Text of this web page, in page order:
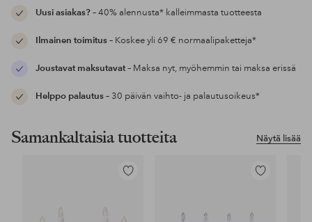
Uusi asiakas?– 40% alennusta* kalleimmasta tuotteesta
Ilmainen toimitus– Koskee yli 69 € normaalipaketteja*
Joustavat maksutavat– Maksa nyt, myöhemmin tai maksa erissä
Helppo palautus– 30 päivän vaihto- ja palautusoikeus*
Näytä lisää
Samankaltaisia tuotteita
Lisää
Lisää